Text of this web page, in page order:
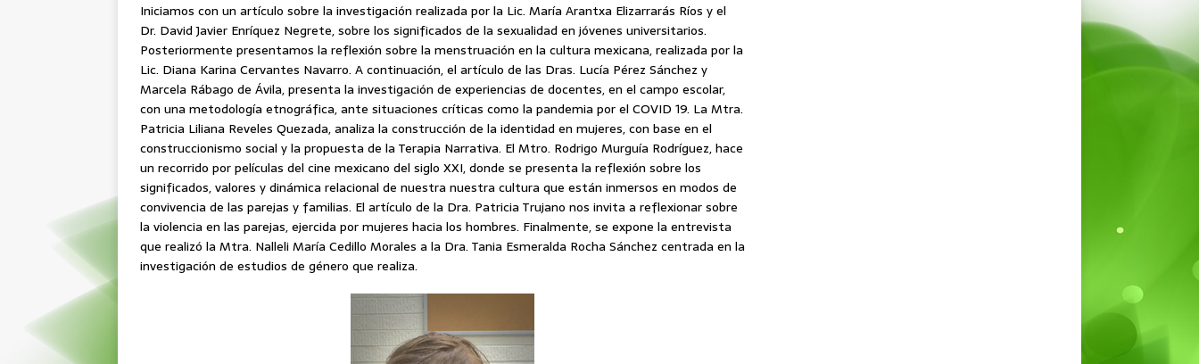
Iniciamos con un artículo sobre la investigación realizada por la Lic. María Arantxa Elizarrarás Ríos y el
Dr. David Javier Enríquez Negrete, sobre los significados de la sexualidad en jóvenes universitarios.
Posteriormente presentamos la reflexión sobre la menstruación en la cultura mexicana, realizada por la
Lic. Diana Karina Cervantes Navarro. A continuación, el artículo de las Dras. Lucía Pérez Sánchez y
Marcela Rábago de Ávila, presenta la investigación de experiencias de docentes, en el campo escolar,
con una metodología etnográfica, ante situaciones críticas como la pandemia por el COVID 19. La Mtra.
Patricia Liliana Reveles Quezada, analiza la construcción de la identidad en mujeres, con base en el
construccionismo social y la propuesta de la Terapia Narrativa. El Mtro. Rodrigo Murguía Rodríguez, hace
un recorrido por películas del cine mexicano del siglo XXI, donde se presenta la reflexión sobre los
significados, valores y dinámica relacional de nuestra nuestra cultura que están inmersos en modos de
convivencia de las parejas y familias. El artículo de la Dra. Patricia Trujano nos invita a reflexionar sobre
la violencia en las parejas, ejercida por mujeres hacia los hombres. Finalmente, se expone la entrevista
que realizó la Mtra. Nalleli María Cedillo Morales a la Dra. Tania Esmeralda Rocha Sánchez centrada en la
investigación de estudios de género que realiza.